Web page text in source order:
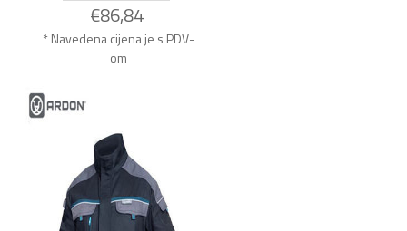
€86,84
* Navedena cijena je s PDV-
om